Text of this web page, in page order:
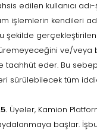
edilen kullanıcı
işlemlerin kendileri
şekilde
ve/veya
taahhüt eder. Bu
sürülebilecek tüm
Üyeler, Kamion
başlar.